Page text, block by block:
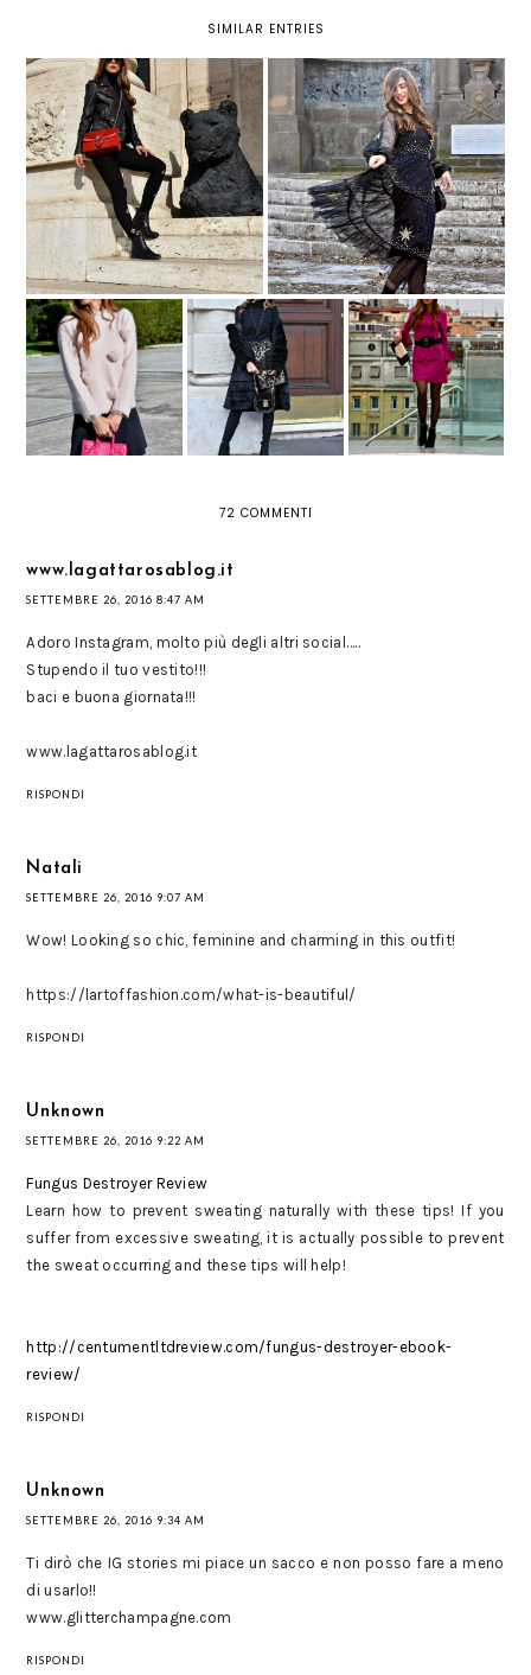
SIMILAR ENTRIES
GIFTING:4 MOTIVI PER CUI GLI
INFLUENCER ACCETTANO LE
COLLABORAZIONI IN CAMBIO
MERCE
8 SUGGERIMENTI PER
SCATTARE FOTO PERFETTE CON
LO SMARTPHONE
4 LEZIONI DI VITA
CHE HO IMPARATO
GRAZIE AL
BLOGGING
9 SEMPLICI
SUGGERIMENTI
CHE
MIGLIORERANNO
ISTANTANEAMENTE
IL TUO FEED
INSTAGRAM
INSTAGRAM:
CAMBIAMENTI
NELLA GESTIONE
DEI CONTENUTI
SPONSORIZZATI
72 COMMENTI
www.lagattarosablog.it
SETTEMBRE 26, 2016 8:47 AM
Adoro Instagram, molto più degli altri social…..
Stupendo il tuo vestito!!!
baci e buona giornata!!!
www.lagattarosablog.it
RISPONDI
Natali
SETTEMBRE 26, 2016 9:07 AM
Wow! Looking so chic, feminine and charming in this outfit!
https://lartoffashion.com/what-is-beautiful/
RISPONDI
Unknown
SETTEMBRE 26, 2016 9:22 AM
Fungus Destroyer Review
Learn how to prevent sweating naturally with these tips! If you
suffer from excessive sweating, it is actually possible to prevent
the sweat occurring and these tips will help!
http://centumentltdreview.com/fungus-destroyer-ebook-
review/
RISPONDI
Unknown
SETTEMBRE 26, 2016 9:34 AM
Ti dirò che IG stories mi piace un sacco e non posso fare a meno
di usarlo!!
www.glitterchampagne.com
RISPONDI